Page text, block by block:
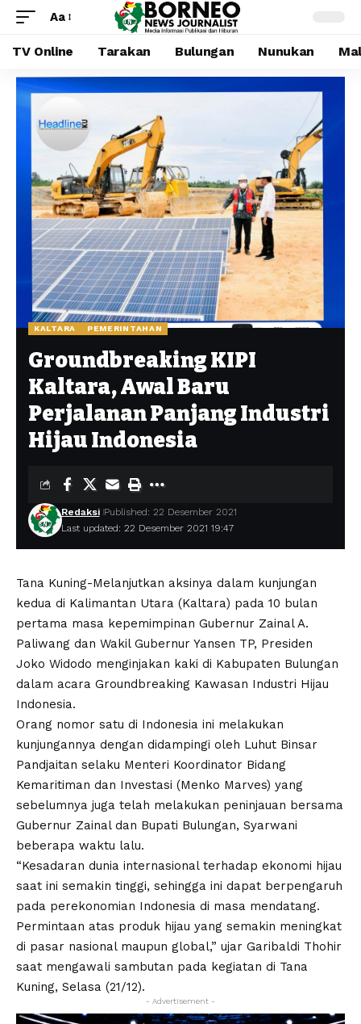
Aa
TV Online Tarakan Bulungan Nunukan
KALTARA PEMERINTAHAN
Groundbreaking KIPI
Kaltara, Awal Baru
Perjalanan Panjang Industri
Hijau Indonesia
Last updated: 22 Desember 2021 19:47
Redaksi Published: 22 Desember 2021
Tana Kuning-Melanjutkan aksinya dalam kunjungan
kedua di Kalimantan Utara (Kaltara) pada 10 bulan
pertama masa kepemimpinan Gubernur Zainal A.
Paliwang dan Wakil Gubernur Yansen TP, Presiden
Joko Widodo menginjakan kaki di Kabupaten Bulungan
dalam acara Groundbreaking Kawasan Industri Hijau
Indonesia.
Orang nomor satu di Indonesia ini melakukan
kunjungannya dengan didampingi oleh Luhut Binsar
Pandjaitan selaku Menteri Koordinator Bidang
Kemaritiman dan Investasi (Menko Marves) yang
sebelumnya juga telah melakukan peninjauan bersama
Gubernur Zainal dan Bupati Bulungan, Syarwani
beberapa waktu lalu.
“Kesadaran dunia internasional terhadap ekonomi hijau
saat ini semakin tinggi, sehingga ini dapat berpengaruh
pada perekonomian Indonesia di masa mendatang.
Permintaan atas produk hijau yang semakin meningkat
di pasar nasional maupun global,” ujar Garibaldi Thohir
saat mengawali sambutan pada kegiatan di Tana
Kuning, Selasa (21/12).
- Advertisement -